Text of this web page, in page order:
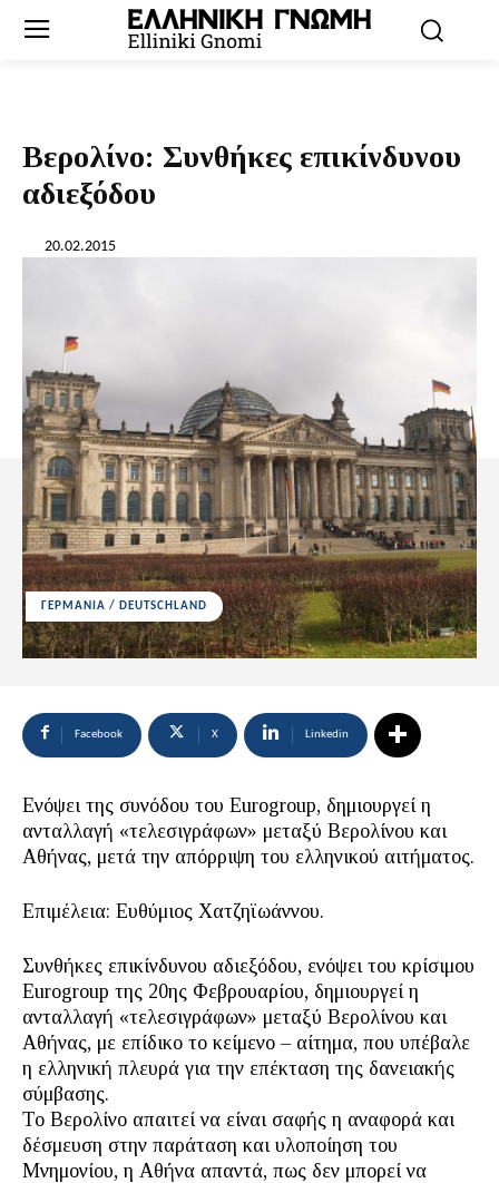
Βερολίνο: Συνθήκες επικίνδυνου
αδιεξόδου
20.02.2015
ΓΕΡΜΑΝΙΑ / DEUTSCHLAND
Facebook X Linkedin
Ενόψει της συνόδου του Eurogroup, δημιουργεί η
ανταλλαγή «τελεσιγράφων» μεταξύ Βερολίνου και
Αθήνας, μετά την απόρριψη του ελληνικού αιτήματος.
Επιμέλεια: Ευθύμιος Χατζηϊωάννου.
Συνθήκες επικίνδυνου αδιεξόδου, ενόψει του κρίσιμου
Eurogroup της 20ης Φεβρουαρίου, δημιουργεί η
ανταλλαγή «τελεσιγράφων» μεταξύ Βερολίνου και
Αθήνας, με επίδικο το κείμενο – αίτημα, που υπέβαλε
η ελληνική πλευρά για την επέκταση της δανειακής
σύμβασης.
Το Βερολίνο απαιτεί να είναι σαφής η αναφορά και
δέσμευση στην παράταση και υλοποίηση του
Μνημονίου, η Αθήνα απαντά, πως δεν μπορεί να